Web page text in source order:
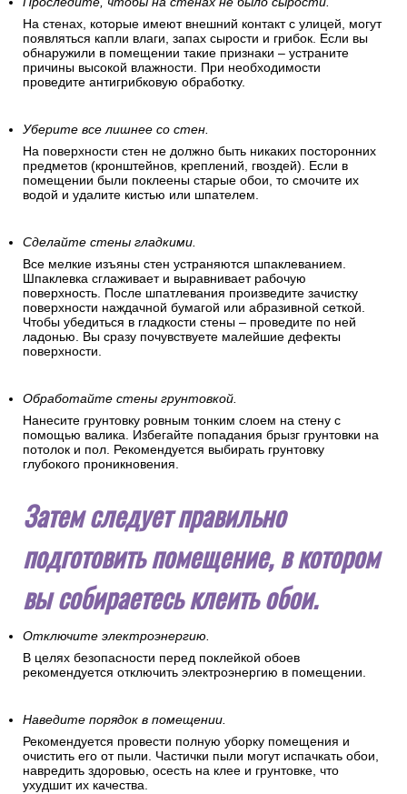
На стенах, которые имеют внешний контакт с улицей, могут
появляться капли влаги, запах сырости и грибок. Если вы
обнаружили в помещении такие признаки – устраните
причины высокой влажности. При необходимости
проведите антигрибковую обработку.
Уберите все лишнее со стен.
На поверхности стен не должно быть никаких посторонних
предметов (кронштейнов, креплений, гвоздей). Если в
помещении были поклеены старые обои, то смочите их
водой и удалите кистью или шпателем.
Сделайте стены гладкими.
Все мелкие изъяны стен устраняются шпаклеванием.
Шпаклевка сглаживает и выравнивает рабочую
поверхность. После шпатлевания произведите зачистку
поверхности наждачной бумагой или абразивной сеткой.
Чтобы убедиться в гладкости стены – проведите по ней
ладонью. Вы сразу почувствуете малейшие дефекты
поверхности.
Обработайте стены грунтовкой.
Нанесите грунтовку ровным тонким слоем на стену с
помощью валика. Избегайте попадания брызг грунтовки на
потолок и пол. Рекомендуется выбирать грунтовку
глубокого проникновения.
Затем следует правильно
подготовить помещение, в котором
вы собираетесь клеить обои.
Отключите электроэнергию.
В целях безопасности перед поклейкой обоев
рекомендуется отключить электроэнергию в помещении.
Наведите порядок в помещении.
Рекомендуется провести полную уборку помещения и
очистить его от пыли. Частички пыли могут испачкать обои,
навредить здоровью, осесть на клее и грунтовке, что
ухудшит их качества.